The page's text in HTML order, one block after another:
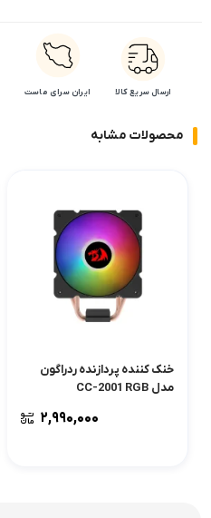
ارسال سریع کالا ایران سرای ماست
محصولات مشابه
خنک کننده پردازنده ردراگون
مدل CC-2001 RGB
۲,۹۹۰,۰۰۰